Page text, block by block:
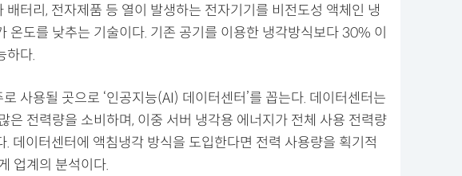
배터리, 전자제품 등 열이 발생하는 전자기기를 비전도성 액체인 냉
온도를 낮추는 기술이다. 기존 공기를 이용한 냉각방식보다 30% 이
하다.
사용될 곳으로 ‘인공지능(AI) 데이터센터’를 꼽는다. 데이터센터는
은 전력량을 소비하며, 이중 서버 냉각용 에너지가 전체 사용 전력량
. 데이터센터에 액침냉각 방식을 도입한다면 전력 사용량을 획기적
업계의 분석이다.